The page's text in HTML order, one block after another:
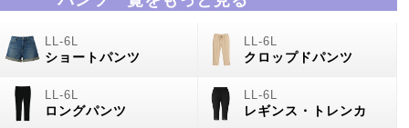
ショートパンツ クロップドパンツ
ロングパンツ レギンス・トレンカ